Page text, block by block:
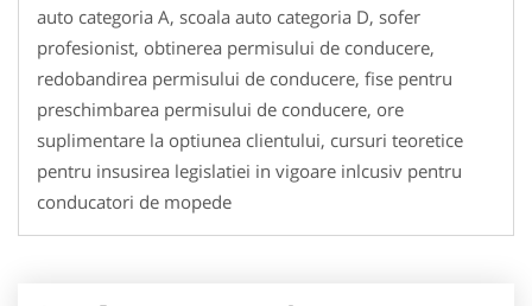
auto categoria A, scoala auto categoria D, sofer
profesionist, obtinerea permisului de conducere,
redobandirea permisului de conducere, fise pentru
preschimbarea permisului de conducere, ore
suplimentare la optiunea clientului, cursuri teoretice
pentru insusirea legislatiei in vigoare inlcusiv pentru
conducatori de mopede